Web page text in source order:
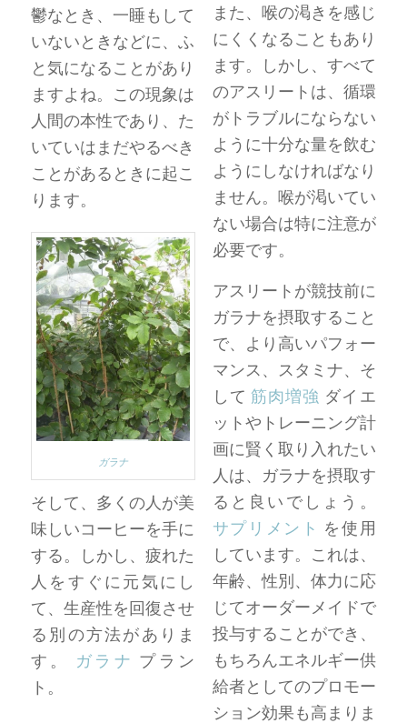
鬱なとき、一睡もして
いないときなどに、ふ
と気になることがあり
ますよね。この現象は
人間の本性であり、た
いていはまだやるべき
ことがあるときに起こ
ります。
ガラナ
そして、多くの人が美
味しいコーヒーを手に
する。しかし、疲れた
人をすぐに元気にし
て、生産性を回復させ
る別の方法がありま
す。 ガラナ プラン
ト。
また、喉の渇きを感じ
にくくなることもあり
ます。しかし、すべて
のアスリートは、循環
がトラブルにならない
ように十分な量を飲む
ようにしなければなり
ません。喉が渇いてい
ない場合は特に注意が
必要です。
アスリートが競技前に
ガラナを摂取すること
で、より高いパフォー
マンス、スタミナ、そ
して 筋肉増強 ダイエ
ットやトレーニング計
画に賢く取り入れたい
人は、ガラナを摂取す
ると良いでしょう。
サプリメント を使用
しています。これは、
年齢、性別、体力に応
じてオーダーメイドで
投与することができ、
もちろんエネルギー供
給者としてのプロモー
ション効果も高まりま